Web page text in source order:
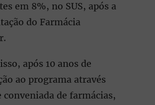
em 8%, no SUS, após a
do Farmácia
após 10 anos de
ao programa através
conveniada de farmácias,